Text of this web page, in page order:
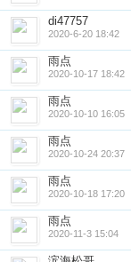
di47757
2020-6-20 18:42
雨点
2020-10-17 18:42
雨点
2020-10-10 16:05
雨点
2020-10-24 20:37
雨点
2020-10-18 17:20
雨点
2020-11-3 15:04